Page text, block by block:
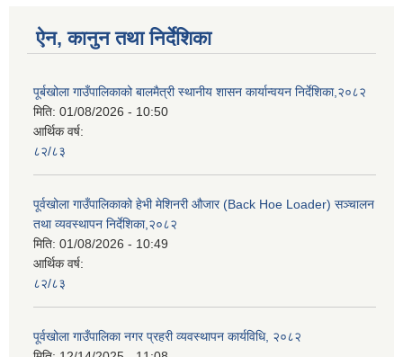
ऐन, कानुन तथा निर्देशिका
पूर्बखोला गाउँपालिकाको बालमैत्री स्थानीय शासन कार्यान्वयन निर्देशिका,२०८२
मिति: 01/08/2026 - 10:50
आर्थिक वर्ष:
८२/८३
पूर्वखोला गाउँपालिकाको हेभी मेशिनरी औजार (Back Hoe Loader) सञ्चालन
तथा व्यवस्थापन निर्देशिका,२०८२
मिति: 01/08/2026 - 10:49
आर्थिक वर्ष:
८२/८३
पूर्वखोला गाउँपालिका नगर प्रहरी व्यवस्थापन कार्यविधि, २०८२